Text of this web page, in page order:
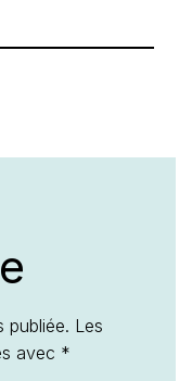
publiée. Les
avec *